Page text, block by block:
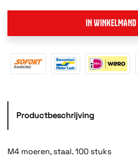
IN WINKELMAND
Productbeschrijving
M4 moeren, staal. 100 stuks